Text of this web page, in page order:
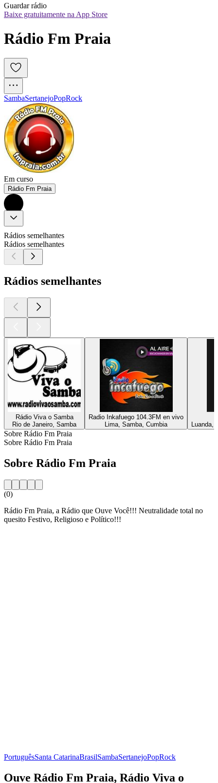
Guardar rádio
Baixe gratuitamente na App Store
Rádio Fm Praia
SambaSertanejoPopRock
Em curso
Rádio Fm Praia
Rádios semelhantes
Rádios semelhantes
Rádios semelhantes
Rádio Viva o Samba
Rio de Janeiro, Samba
Radio Inkafuego 104.3FM en vivo
Lima, Samba, Cumbia
Sobre Rádio Fm Praia
Sobre Rádio Fm Praia
Sobre Rádio Fm Praia
(0)
Rádio Fm Praia, a Rádio que Ouve Você!!! Neutralidade total no
quesito Festivo, Religioso e Político!!!
PortuguêsSanta CatarinaBrasilSambaSertanejoPopRock
Ouve Rádio Fm Praia, Rádio Viva o